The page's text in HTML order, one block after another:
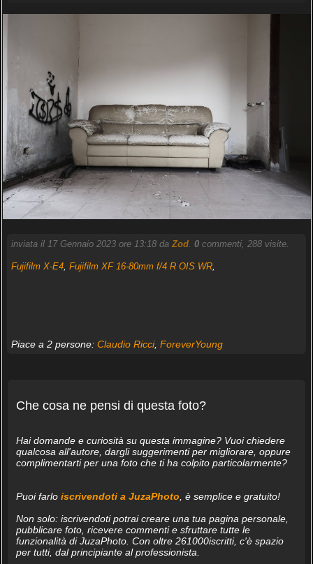
inviata il 17 Gennaio 2023 ore 13:18 daZod. 0commenti, 288 visite.
Fujifilm X-E4, Fujifilm XF 16-80mm f/4 R OIS WR,
Piace a 2 persone: Claudio Ricci, ForeverYoung
Che cosa ne pensi di questa foto?
Hai domande e curiosità su questa immagine? Vuoi chiedere
qualcosa all'autore, dargli suggerimenti per migliorare, oppure
complimentarti per una foto che ti ha colpito particolarmente?
Puoi farlo iscrivendoti a JuzaPhoto , è semplice e gratuito!
Non solo: iscrivendoti potrai creare una tua pagina personale,
pubblicare foto, ricevere commenti e sfruttare tutte le
funzionalità di JuzaPhoto. Con oltre 261000iscritti, c'è spazio
per tutti, dal principiante al professionista.